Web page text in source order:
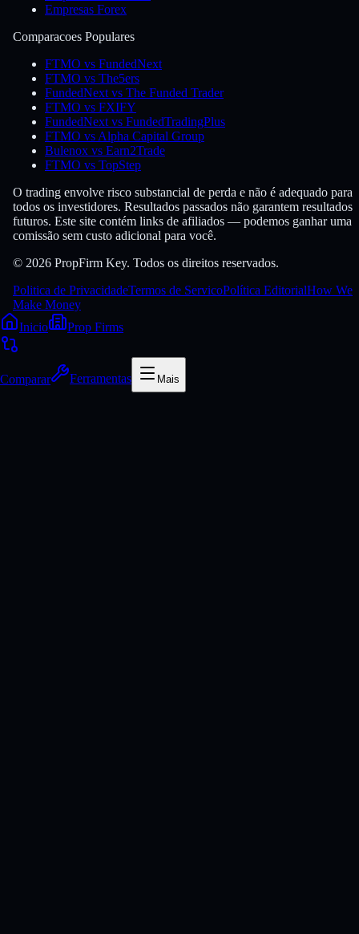
Empresas Forex
Comparacoes Populares
FTMO vs FundedNext
FTMO vs The5ers
FundedNext vs The Funded Trader
FTMO vs FXIFY
FundedNext vs FundedTradingPlus
FTMO vs Alpha Capital Group
Bulenox vs Earn2Trade
FTMO vs TopStep
O trading envolve risco substancial de perda e não é adequado para
todos os investidores. Resultados passados não garantem resultados
futuros. Este site contém links de afiliados — podemos ganhar uma
comissão sem custo adicional para você.
© 2026 PropFirm Key. Todos os direitos reservados.
Politica de PrivacidadeTermos de ServicoPolítica EditorialHow We
Make Money
Inicio
Prop Firms
Comparar Ferramentas Mais